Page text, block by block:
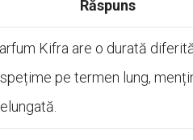
Răspuns
Kifra are o durată
pe termen lung,